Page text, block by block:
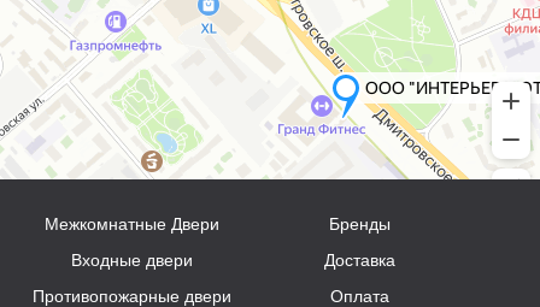
Межкомнатные Двери
Входные двери
Противопожарные двери
Бренды
Доставка
Оплата